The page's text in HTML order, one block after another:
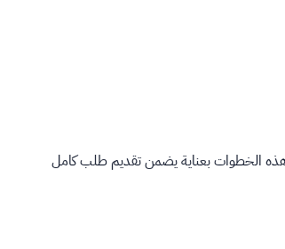
الخطوات بعناية يضمن تقديم طلب كامل